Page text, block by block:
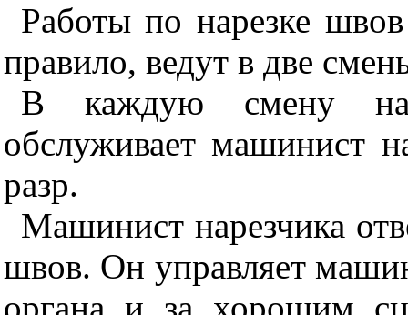
Работы по нарезке
правило, ведут в две
В каждую смену
обслуживает машинист
разр.
Машинист нарезчика
швов. Он управляет